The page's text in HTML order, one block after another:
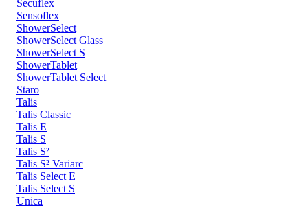
Secuflex
Sensoflex
ShowerSelect
ShowerSelect Glass
ShowerSelect S
ShowerTablet
ShowerTablet Select
Staro
Talis
Talis Classic
Talis E
Talis S
Talis S²
Talis S² Variarc
Talis Select E
Talis Select S
Unica